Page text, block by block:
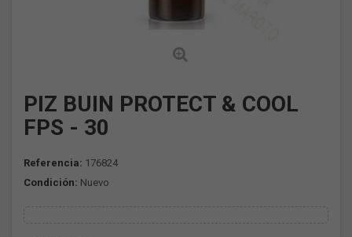
PIZ BUIN PROTECT & COOL
FPS - 30
Referencia: 176824
Condición: Nuevo